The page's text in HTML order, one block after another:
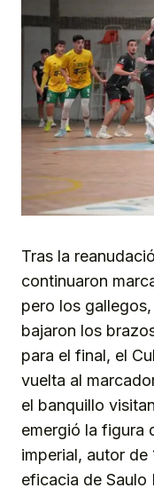
Tras la
continuaron
pero los
bajaron los
para el final, el
vuelta al
el banquillo
emergió la figura
imperial, autor
eficacia de Saulo